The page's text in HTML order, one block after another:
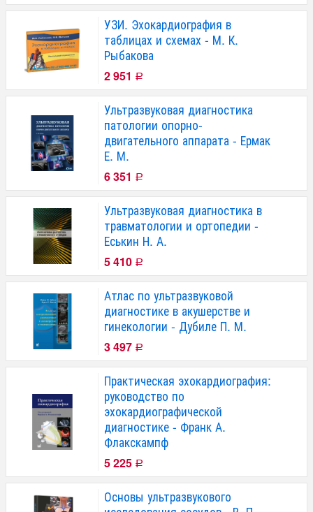
УЗИ. Эхокардиография в
таблицах и схемах - М. К.
Рыбакова
2 951 Р
Ультразвуковая диагностика
патологии опорно-
двигательного аппарата - Ермак
Е. М.
6 351 Р
Ультразвуковая диагностика в
травматологии и ортопедии -
Еськин Н. А.
5 410 Р
Атлас по ультразвуковой
диагностике в акушерстве и
гинекологии - Дубиле П. М.
3 497 Р
Практическая эхокардиография:
руководство по
эхокардиографической
диагностике - Франк А.
Флакскампф
5 225 Р
Основы ультразвукового